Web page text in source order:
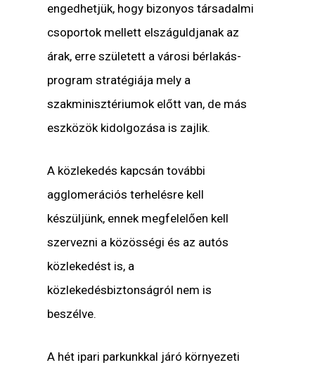
engedhetjük, hogy bizonyos társadalmi
csoportok mellett elszáguldjanak az
árak, erre született a városi bérlakás-
program stratégiája mely a
szakminisztériumok előtt van, de más
eszközök kidolgozása is zajlik.
A közlekedés kapcsán további
agglomerációs terhelésre kell
készüljünk, ennek megfelelően kell
szervezni a közösségi és az autós
közlekedést is, a
közlekedésbiztonságról nem is
beszélve.
A hét ipari parkunkkal járó környezeti